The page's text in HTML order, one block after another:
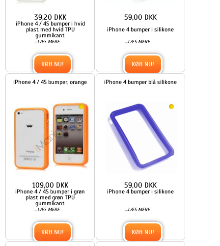
iPhone 4 / 4S bumper i hvid
plast med hvid TPU
gummikant
...LÆS MERE
39,20 DKK
KØB NU!
iPhone 4 bumper i silikone
...LÆS MERE
59,00 DKK
KØB NU!
iPhone 4 / 4S bumper, orange
iPhone 4 / 4S bumper i grøn
plast med grøn TPU
gummikant
...LÆS MERE
109,00 DKK
KØB NU!
iPhone 4 bumper blå silikone
iPhone 4 bumper i silikone
...LÆS MERE
59,00 DKK
KØB NU!